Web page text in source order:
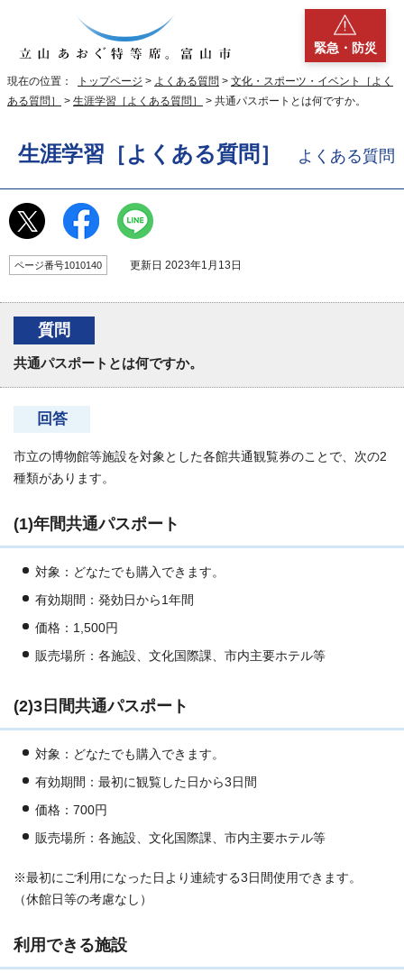
緊急・防災
現在の位置： トップページ > よくある質問 > 文化・スポーツ・イベント［よく
ある質問］
> 生涯学習［よくある質問］ > 共通パスポートとは何ですか。
生涯学習［よくある質問］ よくある質問
ページ番号1010140 更新日 2023年1月13日
質問
共通パスポートとは何ですか。
回答
市立の博物館等施設を対象とした各館共通観覧券のことで、次の2
種類があります。
(1)年間共通パスポート
対象：どなたでも購入できます。
有効期間：発効日から1年間
価格：1,500円
販売場所：各施設、文化国際課、市内主要ホテル等
(2)3日間共通パスポート
対象：どなたでも購入できます。
有効期間：最初に観覧した日から3日間
価格：700円
販売場所：各施設、文化国際課、市内主要ホテル等
※最初にご利用になった日より連続する3日間使用できます。
（休館日等の考慮なし）
利用できる施設